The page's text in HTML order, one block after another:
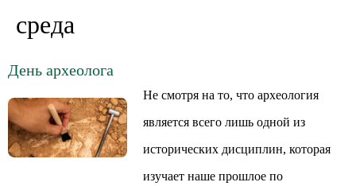
среда
День археолога
Не смотря на то, что археология
является всего лишь одной из
исторических дисциплин, которая
изучает наше прошлое по